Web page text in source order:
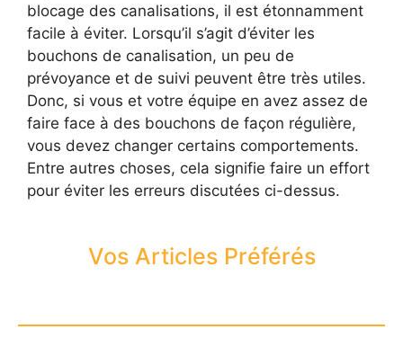
blocage des canalisations, il est étonnamment
facile à éviter. Lorsqu’il s’agit d’éviter les
bouchons de canalisation, un peu de
prévoyance et de suivi peuvent être très utiles.
Donc, si vous et votre équipe en avez assez de
faire face à des bouchons de façon régulière,
vous devez changer certains comportements.
Entre autres choses, cela signifie faire un effort
pour éviter les erreurs discutées ci-dessus.
Vos Articles Préférés